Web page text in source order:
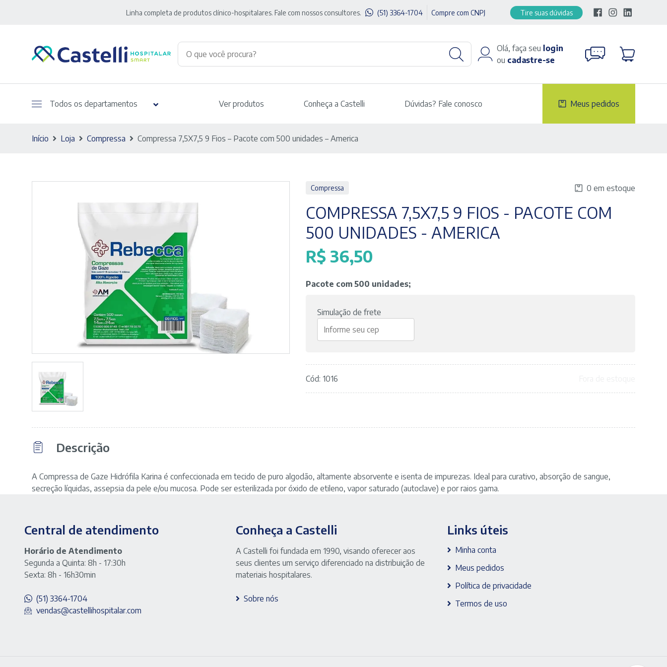
Linha completa de produtos clínico-hospitalares. Fale com nossos consultores. (51) 3364-1704 Compre com CNPJ Tire suas dúvidas
Olá, faça seu login
ou cadastre-se
Todos os departamentos Ver produtos Conheça a Castelli Dúvidas? Fale conosco Meus pedidos
Início Loja Compressa Compressa 7,5X7,5 9 Fios – Pacote com 500 unidades – America
Compressa 0 em estoque
COMPRESSA 7,5X7,5 9 FIOS - PACOTE COM
500 UNIDADES - AMERICA
R$ 36,50
Pacote com 500 unidades;
Simulação de frete
Cód: 1016
Descrição
A Compressa de Gaze Hidrófila Karina é confeccionada em tecido de puro algodão, altamente absorvente e isenta de impurezas. Ideal para curativo, absorção de sangue,
secreção líquidas, assepsia da pele e/ou mucosa. Pode ser esterilizada por óxido de etileno, vapor saturado (autoclave) e por raios gama.
Central de atendimento
Horário de Atendimento
Segunda a Quinta: 8h - 17:30h
Sexta: 8h - 16h30min
(51) 3364-1704
vendas@castellihospitalar.com
Conheça a Castelli
A Castelli foi fundada em 1990, visando oferecer aos
seus clientes um serviço diferenciado na distribuição de
materiais hospitalares.
Sobre nós
Links úteis
Minha conta
Meus pedidos
Política de privacidade
Termos de uso